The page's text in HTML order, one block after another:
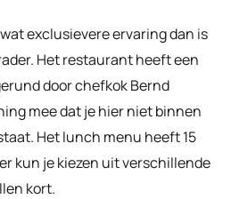
exclusievere ervaring dan is
Het restaurant heeft een
door chefkok Bernd
mee dat je hier niet binnen
Het lunch menu heeft 15
kun je kiezen uit verschillende
kort.